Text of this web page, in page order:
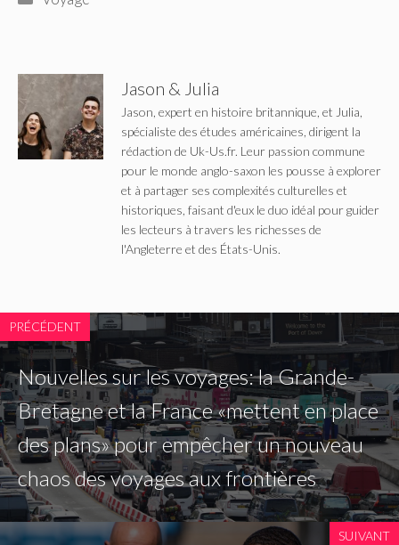
Jason & Julia
Jason, expert en histoire britannique, et Julia,
spécialiste des études américaines, dirigent la
rédaction de Uk-Us.fr. Leur passion commune
pour le monde anglo-saxon les pousse à explorer
et à partager ses complexités culturelles et
historiques, faisant d'eux le duo idéal pour guider
les lecteurs à travers les richesses de
l'Angleterre et des États-Unis.
PRÉCÉDENT
Nouvelles sur les voyages: la Grande-
Bretagne et la France «mettent en place
des plans» pour empêcher un nouveau
chaos des voyages aux frontières
SUIVANT